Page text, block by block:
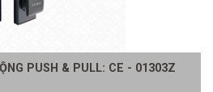
PUSH & PULL: CE - 01303Z